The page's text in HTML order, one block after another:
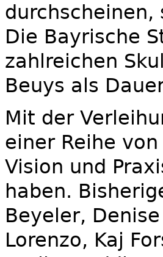
durchscheinen,
Die Bayrische
zahlreichen
Beuys als
Mit der
einer Reihe
Vision und
haben.
Beyeler,
Lorenzo, Kaj